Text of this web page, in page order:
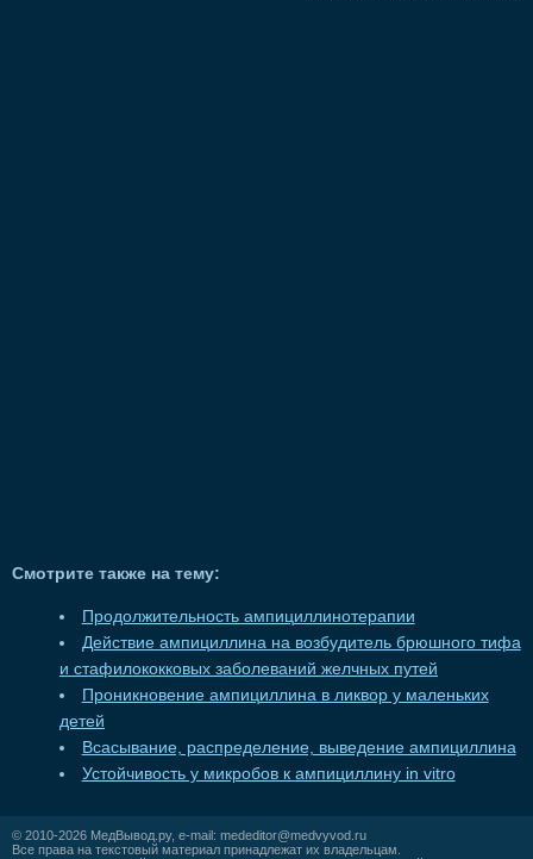
Смотрите также на тему:
Продолжительность ампициллинотерапии
Действие ампициллина на возбудитель брюшного тифа
и стафилококковых заболеваний желчных путей
Проникновение ампициллина в ликвор у маленьких
детей
Всасывание, распределение, выведение ампициллина
Устойчивость у микробов к ампициллину in vitro
© 2010-2026 МедВывод.ру, e-mail: mededitor@medvyvod.ru
Все права на текстовый материал принадлежат их владельцам.